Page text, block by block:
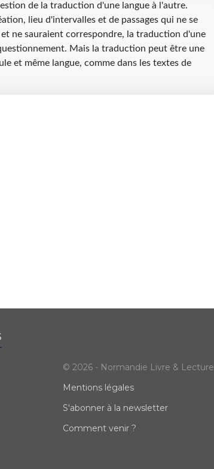
de la traduction d'une langue à l'autre.
lieu d'intervalles et de passages qui ne se
ne sauraient correspondre, la traduction d'une
Mais la traduction peut être une
et même langue, comme dans les textes de
© 2026 - Normandie Livre & Lecture
Mentions légales
S'abonner à la newsletter
Comment venir ?